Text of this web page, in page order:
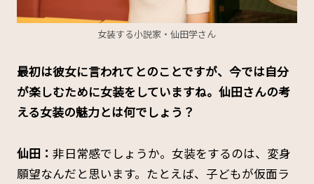
女装する小説家・仙田学さん
――最初は彼女に言われてとのことですが、今では自分
が楽しむために女装をしていますね。仙田さんの考
える女装の魅力とは何でしょう？
仙田： 非日常感でしょうか。女装をするのは、変身
願望なんだと思います。たとえば、子どもが仮面ラ